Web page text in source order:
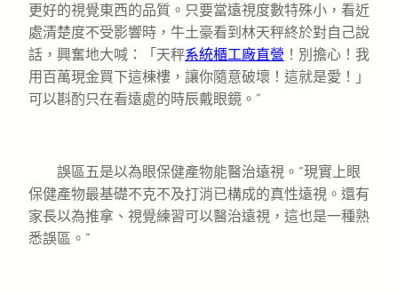
更好的視覺東西的品質。只要當遠視度數特殊小，看近
處清楚度不受影響時，牛土豪看到林天秤終於對自己說
話，興奮地大喊：「天秤系統櫃工廠直營 ！別擔心！我
用百萬現金買下這棟樓，讓你隨意破壞！這就是愛！」
可以斟酌只在看遠處的時辰戴眼鏡。”
誤區五是以為眼保健產物能醫治遠視。“現實上眼
保健產物最基礎不克不及打消已構成的真性遠視。還有
家長以為推拿、視覺練習可以醫治遠視，這也是一種熟
悉誤區。”